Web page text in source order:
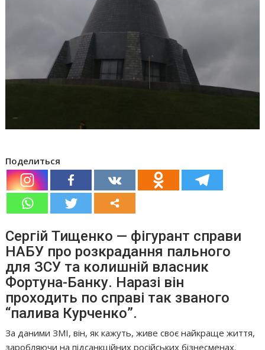
Поделиться
Сергій Тищенко — фігурант справи
НАБУ про розкрадання пального
для ЗСУ та колишній власник
Фортуна-Банку. Наразі він
проходить по справі так званого
“палива Курченко”.
За даними ЗМІ, він, як кажуть, живе своє найкраще життя,
заробляючи на підсанкційних російських бізнесменах.